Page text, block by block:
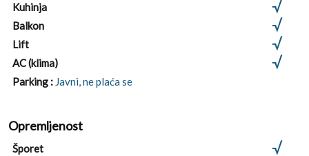
Kuhinja
Balkon
Lift
AC (klima)
Parking : Javni, ne plaća se
Opremljenost
Šporet